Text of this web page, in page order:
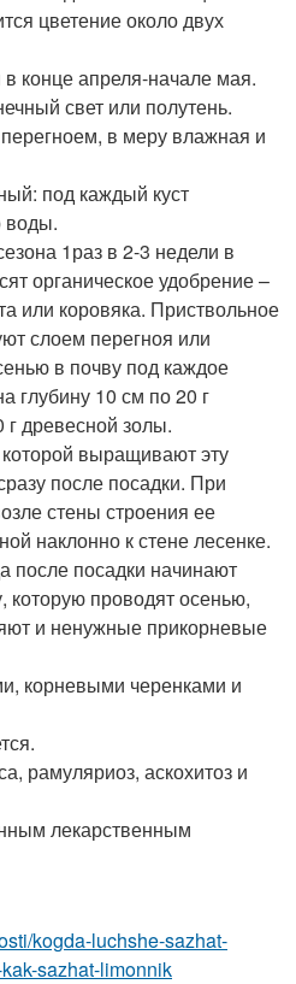
цветение около двух
конце апреля-начале мая.
свет или полутень.
в меру влажная и
под каждый куст
воды.
1раз в 2-3 недели в
органическое удобрение –
или коровяка. Приствольное
слоем перегноя или
в почву под каждое
глубину 10 см по 20 г
древесной золы.
выращивают эту
после посадки. При
стены строения ее
наклонно к стене лесенке.
после посадки начинают
проводят осенью,
и ненужные прикорневые
корневыми черенками и
рамуляриоз, аскохитоз и
лекарственным
kogda-luchshe-sazhat-
sazhat-limonnik